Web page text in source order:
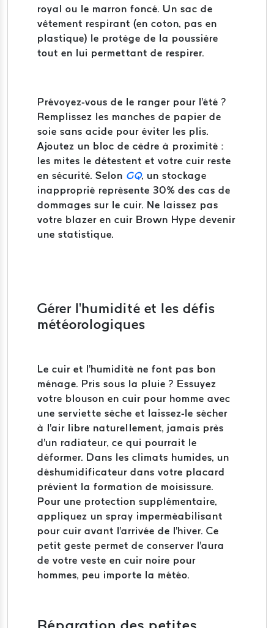
royal ou le marron foncé. Un sac de
vêtement respirant (en coton, pas en
plastique) le protège de la poussière
tout en lui permettant de respirer.
Prévoyez-vous de le ranger pour l'été ?
Remplissez les manches de papier de
soie sans acide pour éviter les plis.
Ajoutez un bloc de cèdre à proximité :
les mites le détestent et votre cuir reste
en sécurité. Selon GQ, un stockage
inapproprié représente 30% des cas de
dommages sur le cuir. Ne laissez pas
votre blazer en cuir Brown Hype devenir
une statistique.
Gérer l'humidité et les défis
météorologiques
Le cuir et l'humidité ne font pas bon
ménage. Pris sous la pluie ? Essuyez
votre blouson en cuir pour homme avec
une serviette sèche et laissez-le sécher
à l'air libre naturellement, jamais près
d'un radiateur, ce qui pourrait le
déformer. Dans les climats humides, un
déshumidificateur dans votre placard
prévient la formation de moisissure.
Pour une protection supplémentaire,
appliquez un spray imperméabilisant
pour cuir avant l'arrivée de l'hiver. Ce
petit geste permet de conserver l'aura
de votre veste en cuir noire pour
hommes, peu importe la météo.
Réparation des petites